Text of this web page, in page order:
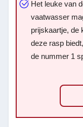
Het leuke van
vaatwasser
prijskaartje, de
deze rasp
de nummer 1